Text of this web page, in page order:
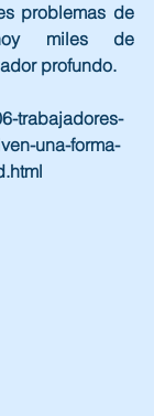
problemas de
miles de
profundo.
trabajadores-
una-forma-